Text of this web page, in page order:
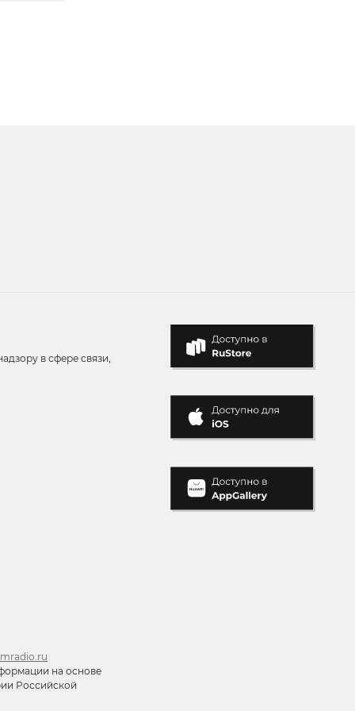
в сфере связи,
на основе
Российской